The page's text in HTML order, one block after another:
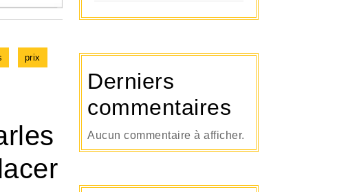
prix
Derniers
commentaires
Aucun commentaire à afficher.